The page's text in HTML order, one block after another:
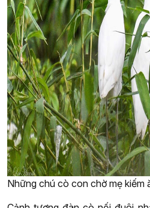
Những chú cò con chờ mẹ kiếm